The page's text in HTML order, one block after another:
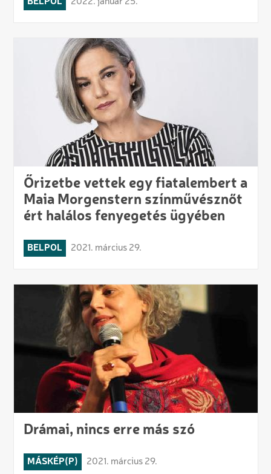
Őrizetbe vettek egy fiatalembert a
Maia Morgenstern színművésznőt
ért halálos fenyegetés ügyében
BELPOL 2021. március 29.
Drámai, nincs erre más szó
MÁSKÉP(P) 2021. március 29.